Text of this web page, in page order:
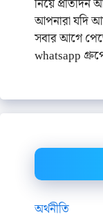
আপনারা যদি
সবার আগে
whatsapp
অর্থনীতি